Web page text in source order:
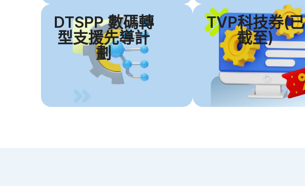
DTSPP 數碼轉
型支援先導計
劃
TVP科技券(已
截至)